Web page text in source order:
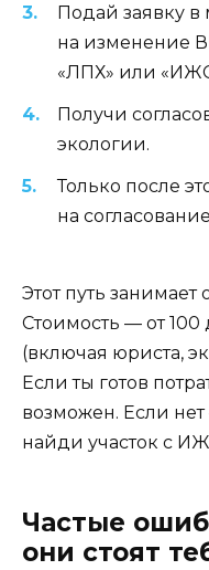
Подай заявку
на изменение
«ЛПХ» или
Получи
экологии.
Только после
на
Этот путь занимает
Стоимость — от 100
(включая юриста,
Если ты готов
возможен. Если
найди участок с
Частые
они стоят